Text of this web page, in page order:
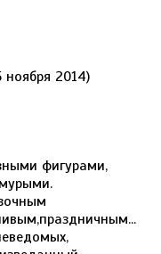
2014)
фигурами,